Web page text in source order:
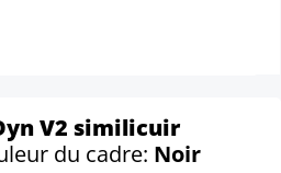
V2 similicuir
du cadre: Noir